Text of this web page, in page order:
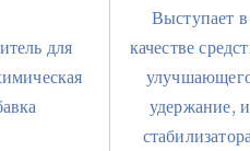
для
Выступает в
качестве
удержание, и